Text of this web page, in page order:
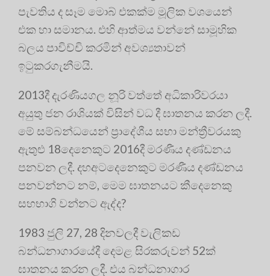
පැවතිය ද සෑම මොබ් එකක්ම මූලික වශයෙන්
එක හා සමානය. එහි ආත්මය වන්නේ සාමූහික
බලය පාවිච්චි කරමින් අවශ්‍යතාවන්
ඉටුකරගැනීමයි.
2013දී දැරණියගල නූරි වත්තේ අධිකාරිවරයා
අයුතු ජන රාශියක් විසින් වධ දී ඝාතනය කරන ලදී.
මේ සම්බන්ධයෙන් ප්‍රාදේශීය සභා මන්ත්‍රීවරයකු
ඇතුළු 18දෙනෙකුට 2016දී මරණීය දණ්ඩනය
පනවන ලදී. දහඅටදෙනෙකුට මරණීය දණ්ඩනය
පනවන්නට නම්, මෙම ඝාතනයට කීදෙනෙකු
සහභාගි වන්නට ඇද්ද?
1983 ජුලි 27, 28 දිනවලදී වැලිකඩ
බන්ධනාගාරයේදී දෙමළ සිරකරුවන් 52ක්
ඝාතනය කරන ලදී. එය බන්ධනාගාර